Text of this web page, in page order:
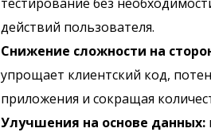
действий пользователя.
Снижение сложности на
упрощает клиентский код,
приложения и сокращая
Улучшения на основе данных: